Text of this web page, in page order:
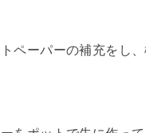
ペーパーの補充をし、